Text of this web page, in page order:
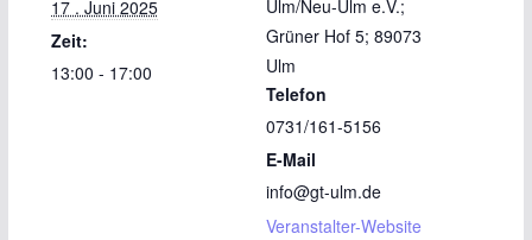
17 . Juni 2025
Zeit:
13:00 - 17:00
Ulm/Neu-Ulm e.V.;
Grüner Hof 5; 89073
Ulm
Telefon
0731/161-5156
E-Mail
info@gt-ulm.de
Veranstalter-Website